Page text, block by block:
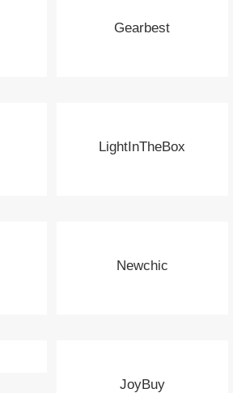
Gearbest
LightInTheBox
Newchic
JoyBuy